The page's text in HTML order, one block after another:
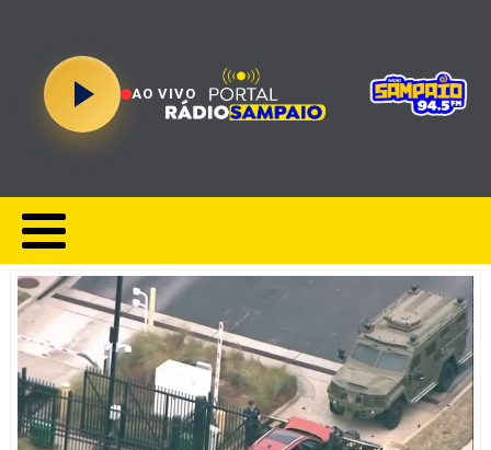
AO VIVO